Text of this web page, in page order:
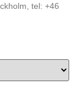
tel: +46